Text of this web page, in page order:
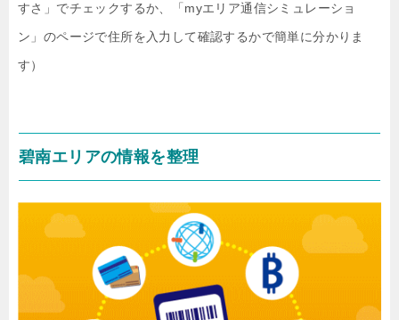
すさ」でチェックするか、「myエリア通信シミュレーショ
ン」のページで住所を入力して確認するかで簡単に分かりま
す）
碧南エリアの情報を整理